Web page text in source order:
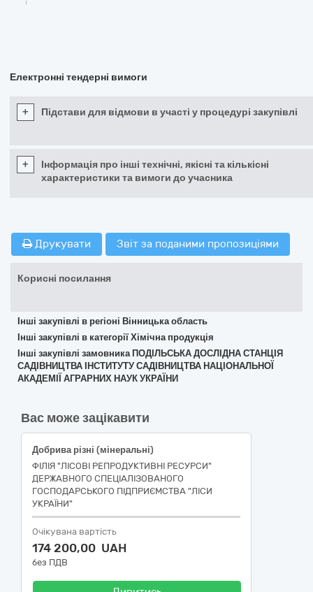
Електронні тендерні вимоги
+ Підстави для відмови в участі у процедурі закупівлі
+
Інформація про інші технічні, якісні та кількісні
характеристики та вимоги до учасника
Друкувати Звіт за поданими пропозиціями
Корисні посилання
Інші закупівлі в регіоні Вінницька область
Інші закупівлі в категорії Хімічна продукція
Інші закупівлі замовника ПОДІЛЬСЬКА ДОСЛІДНА СТАНЦІЯ
САДІВНИЦТВА ІНСТИТУТУ САДІВНИЦТВА НАЦІОНАЛЬНОЇ
АКАДЕМІЇ АГРАРНИХ НАУК УКРАЇНИ
Вас може зацікавити
Добрива різні (мінеральні)
ФІЛІЯ "ЛІСОВІ РЕПРОДУКТИВНІ РЕСУРСИ"
ДЕРЖАВНОГО СПЕЦІАЛІЗОВАНОГО
ГОСПОДАРСЬКОГО ПІДПРИЄМСТВА "ЛІСИ
УКРАЇНИ"
Очікувана вартість
174 200,00 UAH
без ПДВ